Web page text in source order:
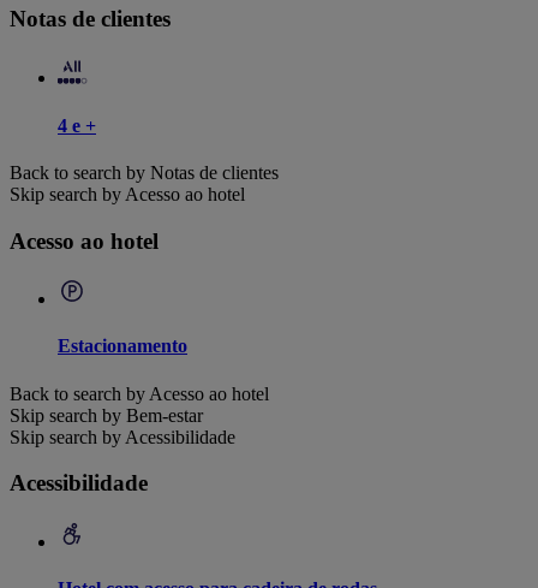
Notas de clientes
4 e +
Back to search by Notas de clientes
Skip search by Acesso ao hotel
Acesso ao hotel
Estacionamento
Back to search by Acesso ao hotel
Skip search by Bem-estar
Skip search by Acessibilidade
Acessibilidade